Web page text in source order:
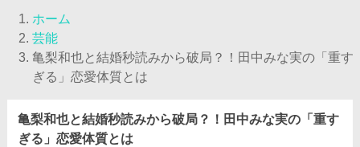
ホーム
芸能
亀梨和也と結婚秒読みから破局？！田中みな実の「重す
ぎる」恋愛体質とは
亀梨和也と結婚秒読みから破局？！田中みな実の「重す
ぎる」恋愛体質とは